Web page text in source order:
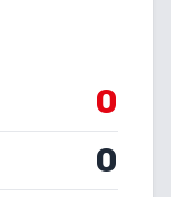
0
0